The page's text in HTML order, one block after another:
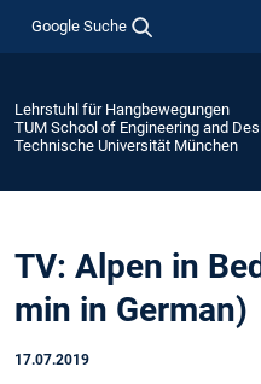
Google Suche
Lehrstuhl für Hangbewegungen
TUM School of Engineering and
Technische Universität München
TV: Alpen in
min in German)
17.07.2019